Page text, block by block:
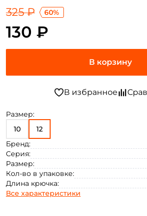
Размер:
10
12
Бренд:
Серия:
Размер:
Кол-во в упаковке:
Длина крючка:
Все характеристики
130 ₽
325 ₽ 60%